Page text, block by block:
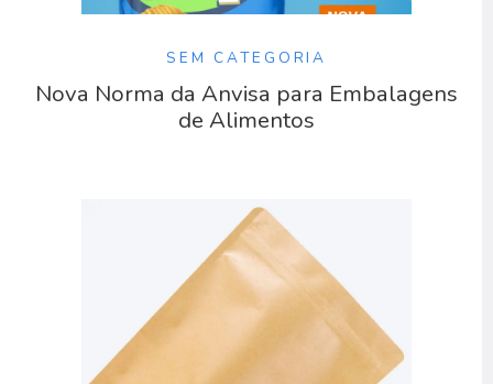
SEM CATEGORIA
Nova Norma da Anvisa para Embalagens
de Alimentos